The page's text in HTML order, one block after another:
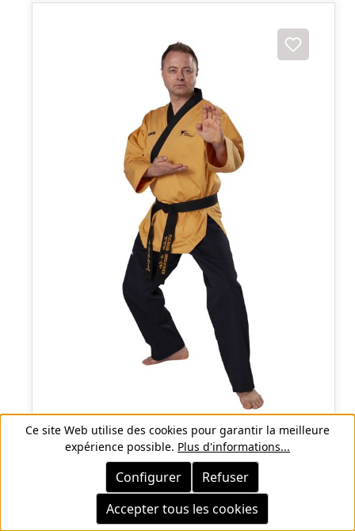
Kimono Poomsae Grand Master - WT
reconnu
82,50 €
Ce site Web utilise des cookies pour garantir la meilleure
expérience possible. Plus d'informations...
Refuser
Configurer
Accepter tous les cookies